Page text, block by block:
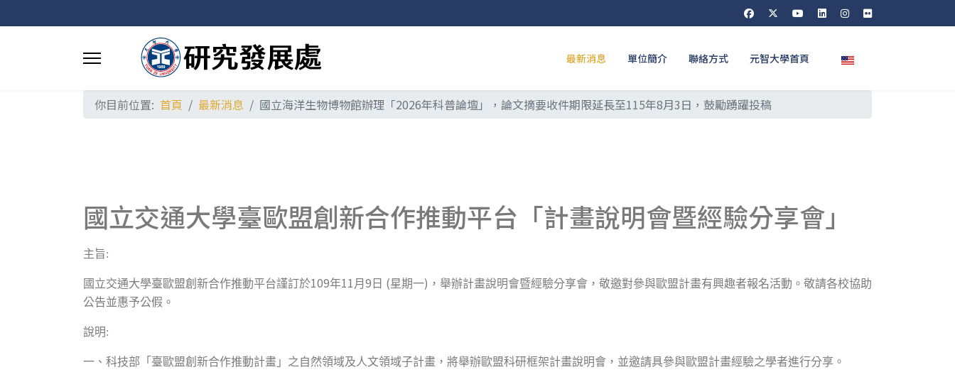
最新消息 單位簡介 聯絡方式 元智大學首頁 選擇你的語言
你目前位置: 首頁 最新消息 國立海洋生物博物館辦理「2026年科普論壇」，論文摘要收件期限延長至115年8月3日，鼓勵踴躍投稿
國立交通大學臺歐盟創新合作推動平台「計畫說明會暨經驗分享會」
主旨:
國立交通大學臺歐盟創新合作推動平台謹訂於109年11 月 9 日 (星期一) ，舉辦計畫說明會暨經驗分享會，敬邀對參與歐盟計畫有興趣者報名活動。敬請各校協助
公告並惠予公假。
說明:
一、科技部「臺歐盟創新合作推動計畫」之自然領域及人文領域子計畫，將舉辦歐盟科研框架計畫說明會，並邀請具參與歐盟計畫經驗之學者進行分享。